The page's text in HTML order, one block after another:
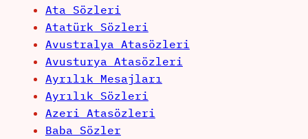
Ata Sözleri
Atatürk Sözleri
Avustralya Atasözleri
Avusturya Atasözleri
Ayrılık Mesajları
Ayrılık Sözleri
Azeri Atasözleri
Baba Sözler